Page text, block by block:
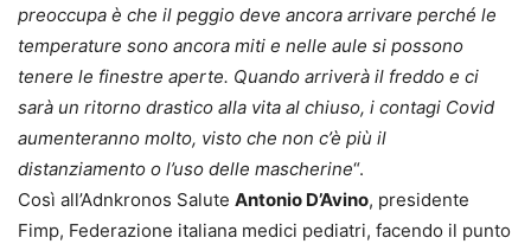
preoccupa è che il peggio deve ancora arrivare perché le
temperature sono ancora miti e nelle aule si possono
tenere le finestre aperte. Quando arriverà il freddo e ci
sarà un ritorno drastico alla vita al chiuso, i contagi Covid
aumenteranno molto, visto che non c’è più il
distanziamento o l’uso delle mascherine“.
Così all’Adnkronos Salute Antonio D’Avino, presidente
Fimp, Federazione italiana medici pediatri, facendo il punto